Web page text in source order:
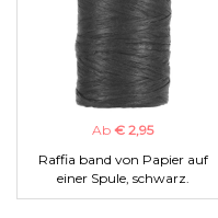
Ab € 2,95
Raffia band von Papier auf
einer Spule, schwarz.